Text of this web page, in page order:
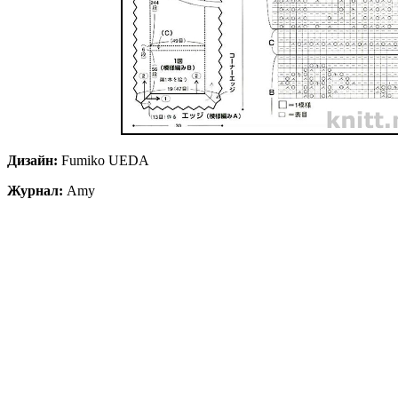
Дизайн: Fumiko UEDA
Журнал: Amy